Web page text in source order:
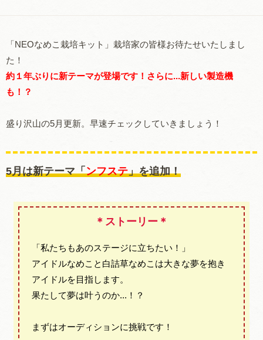
「NEOなめこ栽培キット」栽培家の皆様お待たせいたしまし
た！
約１年ぶりに新テーマが登場です！さらに...新しい製造機
も！？
盛り沢山の5月更新。早速チェックしていきましょう！
5月は新テーマ「ンフステ」を追加！
＊ストーリー ＊
「私たちもあのステージに立ちたい！」
アイドルなめこと白詰草なめこは大きな夢を抱き
アイドルを目指します。
果たして夢は叶うのか...！？
まずはオーディションに挑戦です！